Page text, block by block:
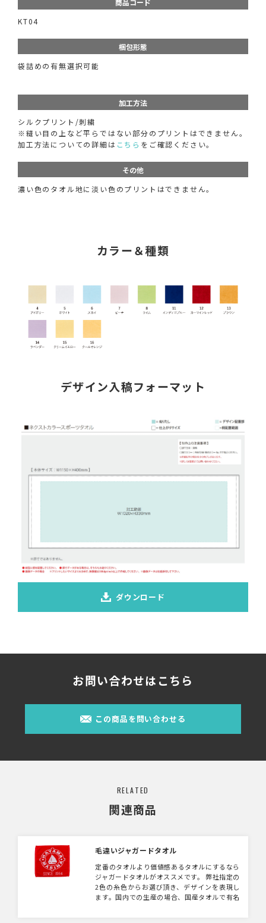
KT04
梱包形態
袋詰めの有無選択可能
加工方法
シルクプリント/刺繍
※縫い目の上など平らではない部分のプリントはできません。
加工方法についての詳細は こちら をご確認ください。
その他
濃い色のタオル地に淡い色のプリントはできません。
カラー＆種類
デザイン入稿フォーマット
ダウンロード
お問い合わせはこちら
この商品を問い合わせる
RELATED
関連商品
毛違いジャガードタオル
定番のタオルより価値感あるタオルにするなら
ジャガードタオルがオススメです。 弊社指定の
2色の糸色からお選び頂き、デザインを表現し
ます。国内での生産の場合、国産タオルで有名